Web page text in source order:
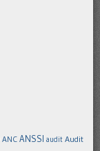
ANC ANSSI audit Audit